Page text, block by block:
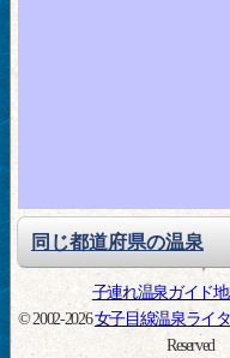
同じ都道府県の温泉